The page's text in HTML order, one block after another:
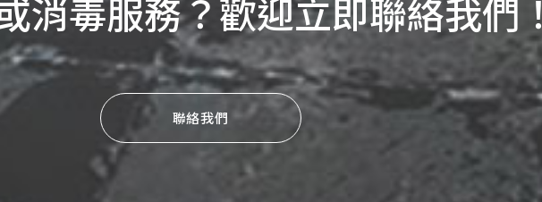
消毒服務？歡迎立即聯絡我們！
聯絡我們